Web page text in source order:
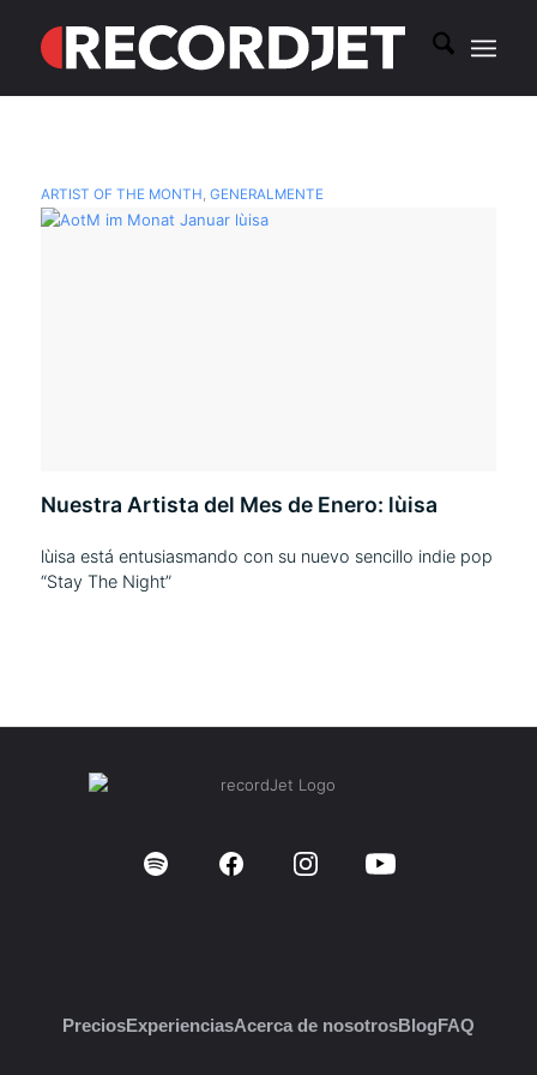
ARTIST OF THE MONTH, GENERALMENTE
Nuestra Artista del Mes de Enero: lùisa
lùisa está entusiasmando con su nuevo sencillo indie pop
“Stay The Night”
PreciosExperienciasAcerca de nosotrosBlogFAQ